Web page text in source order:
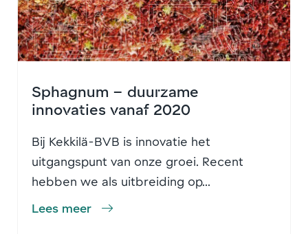
Sphagnum – duurzame
innovaties vanaf 2020
Bij Kekkilä-BVB is innovatie het
uitgangspunt van onze groei. Recent
hebben we als uitbreiding op...
Lees meer